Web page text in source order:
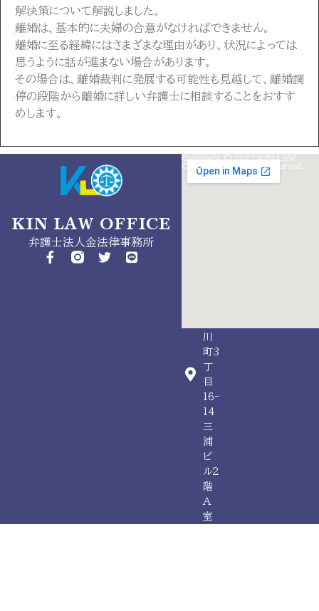
解決策について解説しました。
離婚は、基本的に夫婦の合意がなければできません。
離婚に至る経緯にはさまざまな理由があり、状況によっては
思うように話が進まない場合があります。
その場合は、離婚裁判に発展する可能性も見越して、離婚調
停の段階から離婚に詳しい弁護士に相談することをおすす
めします。
KIN LAW OFFICE
弁護士法人金法律事務所
info@kinlaw.jp
050-
川
町3
丁
目
16-
14
三
浦
ビ
ル2
階
A
室
Copyright © 2023 KIN LAW
OffICES. All Rights Reserved.